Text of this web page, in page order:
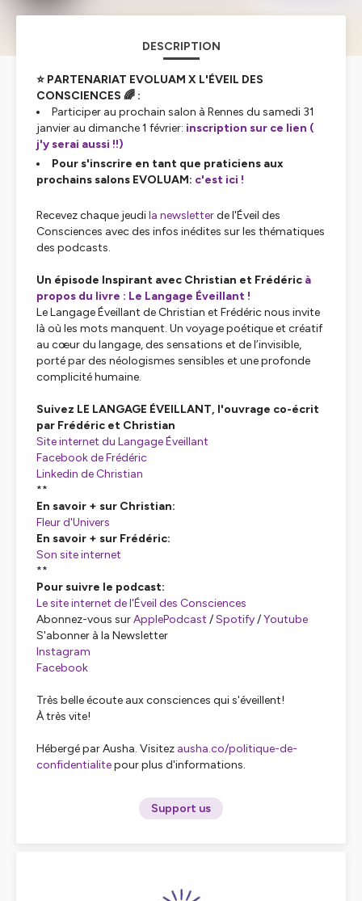
DESCRIPTION
⭐ PARTENARIAT EVOLUAM X L'ÉVEIL DES
CONSCIENCES 🌈 :
Participer au prochain salon à Rennes du samedi 31
janvier au dimanche 1 février: inscription sur ce lien (
j'y serai aussi !!)
Pour s'inscrire en tant que praticiens aux
prochains salons EVOLUAM: c'est ici !
Recevez chaque jeudila newsletterde l'Éveil des
Consciences avec des infos inédites sur les thématiques
des podcasts.
Un épisode Inspirant avec Christian et Frédéric à
propos du livre : Le Langage Éveillant !
Le Langage Éveillant de Christian et Frédéric nous invite
là où les mots manquent. Un voyage poétique et créatif
au cœur du langage, des sensations et de l’invisible,
porté par des néologismes sensibles et une profonde
complicité humaine.
Suivez LE LANGAGE ÉVEILLANT, l'ouvrage co-écrit
par Frédéric et Christian
Site internet du Langage Éveillant
Facebook de Frédéric
Linkedin de Christian
**
En savoir + sur Christian:
Fleur d'Univers
En savoir + sur Frédéric:
Son site internet
**
Pour suivre le podcast:
Le site internet de l'Éveil des Consciences
Abonnez-vous surApplePodcast /Spotify/Youtube
S'abonner à la Newsletter
Instagram
Facebook
Très belle écoute aux consciences qui s'éveillent!
À très vite!
Hébergé par Ausha. Visitez ausha.co/politique-de-
confidentialitepour plus d'informations.
Support us